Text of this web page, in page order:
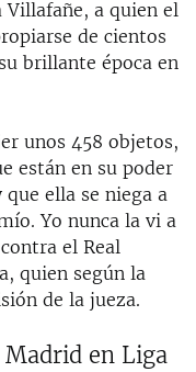
Villafañe, a quien el
de cientos
brillante época en
unos 458 objetos,
están en su poder
ella se niega a
Yo nunca la vi a
el Real
quien según la
de la jueza.
en Liga